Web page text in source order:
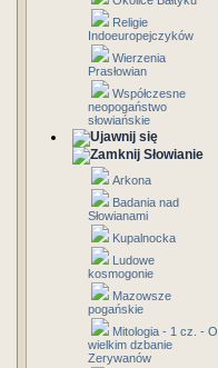
Religie
Indoeuropejczyków
Wierzenia
Prasłowian
Współczesne
neopogaństwo
słowiańskie
Słowianie
Arkona
Badania nad
Słowianami
Kupalnocka
Ludowe
kosmogonie
Mazowsze
pogańskie
Mitologia - 1 cz. - O
wielkim dzbanie
Zerywanów